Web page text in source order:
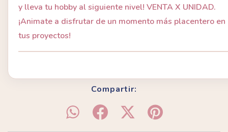
y lleva tu hobby al siguiente nivel! VENTA X UNIDAD.
¡Animate a disfrutar de un momento más placentero en
tus proyectos!
Compartir: